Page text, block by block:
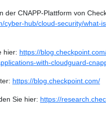
der CNAPP-Plattform von
cyber-hub/cloud-security/what-
hier: https://
with-cloudguard-
https://blog.checkpoint.com/
Sie hier: https://